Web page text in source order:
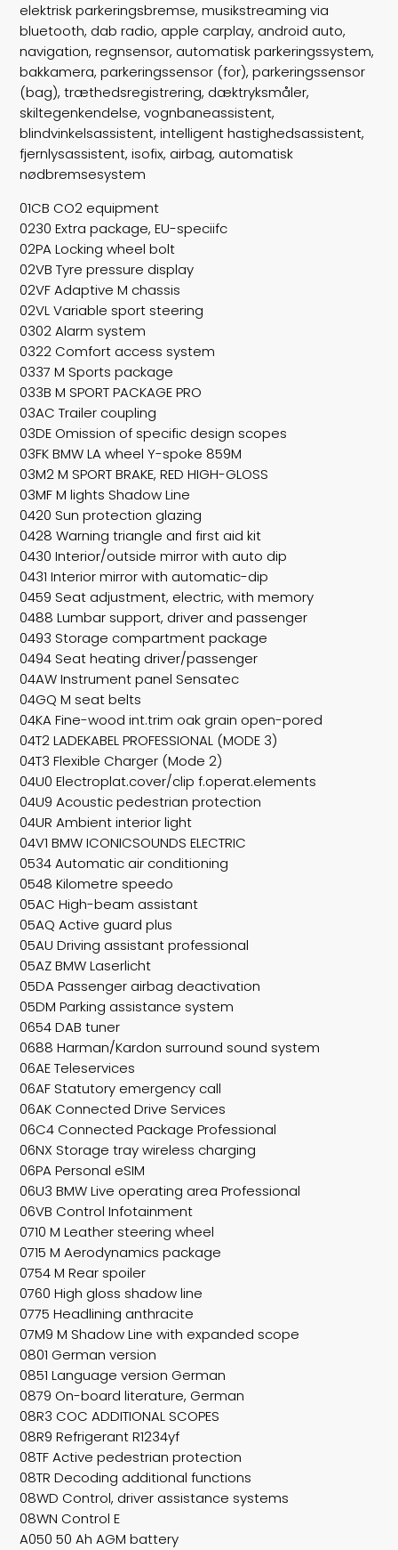
elektrisk parkeringsbremse, musikstreaming via
bluetooth, dab radio, apple carplay, android auto,
navigation, regnsensor, automatisk parkeringssystem,
bakkamera, parkeringssensor (for), parkeringssensor
(bag), træthedsregistrering, dæktryksmåler,
skiltegenkendelse, vognbaneassistent,
blindvinkelsassistent, intelligent hastighedsassistent,
fjernlysassistent, isofix, airbag, automatisk
nødbremsesystem
01CB CO2 equipment
0230 Extra package, EU-speciifc
02PA Locking wheel bolt
02VB Tyre pressure display
02VF Adaptive M chassis
02VL Variable sport steering
0302 Alarm system
0322 Comfort access system
0337 M Sports package
033B M SPORT PACKAGE PRO
03AC Trailer coupling
03DE Omission of specific design scopes
03FK BMW LA wheel Y-spoke 859M
03M2 M SPORT BRAKE, RED HIGH-GLOSS
03MF M lights Shadow Line
0420 Sun protection glazing
0428 Warning triangle and first aid kit
0430 Interior/outside mirror with auto dip
0431 Interior mirror with automatic-dip
0459 Seat adjustment, electric, with memory
0488 Lumbar support, driver and passenger
0493 Storage compartment package
0494 Seat heating driver/passenger
04AW Instrument panel Sensatec
04GQ M seat belts
04KA Fine-wood int.trim oak grain open-pored
04T2 LADEKABEL PROFESSIONAL (MODE 3)
04T3 Flexible Charger (Mode 2)
04U0 Electroplat.cover/clip f.operat.elements
04U9 Acoustic pedestrian protection
04UR Ambient interior light
04V1 BMW ICONICSOUNDS ELECTRIC
0534 Automatic air conditioning
0548 Kilometre speedo
05AC High-beam assistant
05AQ Active guard plus
05AU Driving assistant professional
05AZ BMW Laserlicht
05DA Passenger airbag deactivation
05DM Parking assistance system
0654 DAB tuner
0688 Harman/Kardon surround sound system
06AE Teleservices
06AF Statutory emergency call
06AK Connected Drive Services
06C4 Connected Package Professional
06NX Storage tray wireless charging
06PA Personal eSIM
06U3 BMW Live operating area Professional
06VB Control Infotainment
0710 M Leather steering wheel
0715 M Aerodynamics package
0754 M Rear spoiler
0760 High gloss shadow line
0775 Headlining anthracite
07M9 M Shadow Line with expanded scope
0801 German version
0851 Language version German
0879 On-board literature, German
08R3 COC ADDITIONAL SCOPES
08R9 Refrigerant R1234yf
08TF Active pedestrian protection
08TR Decoding additional functions
08WD Control, driver assistance systems
08WN Control E
A050 50 Ah AGM battery